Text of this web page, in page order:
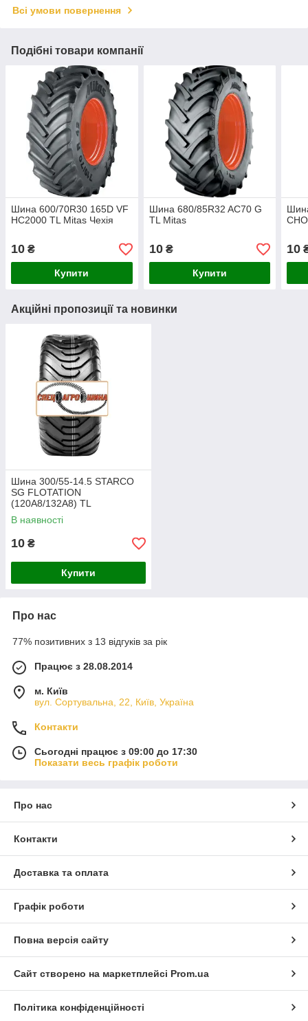
Всі умови повернення
Подібні товари компанії
Шина 600/70R30 165D VF
HC2000 TL Mitas Чехія
10 ₴
Купити
Шина 680/85R32 AC70 G
TL Mitas
10₴
Купити
10
Акційні пропозиції та новинки
Шина 300/55-14.5 STARCO
SG FLOTATION
(120A8/132A8) TL
В наявності
10 ₴
Купити
Про нас
77% позитивних з 13 відгуків за рік
Працює з 28.08.2014
м. Київ
вул. Сортувальна, 22, Київ, Україна
Контакти
Сьогодні працює з 09:00 до 17:30
Показати весь графік роботи
Про нас
Контакти
Доставка та оплата
Графік роботи
Повна версія сайту
Сайт створено на маркетплейсі Prom.ua
Політика конфіденційності